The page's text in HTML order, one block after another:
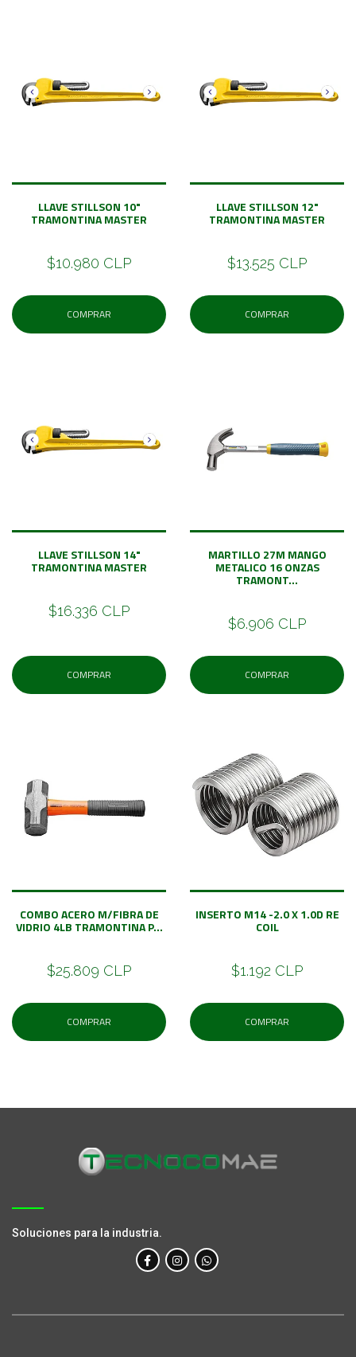
LLAVE STILLSON 10"
TRAMONTINA MASTER
$10.980 CLP
COMPRAR
LLAVE STILLSON 12"
TRAMONTINA MASTER
$13.525 CLP
COMPRAR
LLAVE STILLSON 14"
TRAMONTINA MASTER
$16.336 CLP
COMPRAR
MARTILLO 27M MANGO
METALICO 16 ONZAS
TRAMONT...
$6.906 CLP
COMPRAR
COMBO ACERO M/FIBRA DE
VIDRIO 4LB TRAMONTINA P...
$25.809 CLP
COMPRAR
INSERTO M14 -2.0 X 1.0D RE
COIL
$1.192 CLP
COMPRAR
Soluciones para la industria.